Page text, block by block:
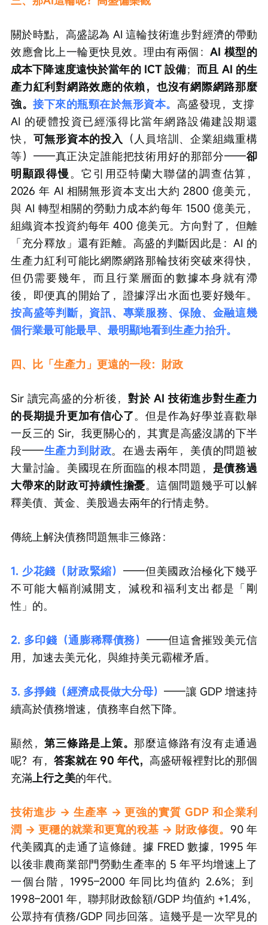
關於時點，高盛認為 AI 這輪技術進步對經濟的帶動
效應會比上一輪更快見效。理由有兩個：AI 模型的
成本下降速度遠快於當年的 ICT 設備；而且 AI 的生
產力紅利對網路效應的依賴，也沒有網際網路那麼
強。 接下來的瓶頸在於無形資本。 高盛發現，支撐
AI 的硬體投資已經漲得比當年網路設備建設期還
快， 可無形資本的投入 （人員培訓、企業組織重構
等）——真正決定誰能把技術用好的那部分——卻
明顯跟得慢。它引用亞特蘭大聯儲的調查估算，
2026 年 AI 相關無形資本支出大約 2800 億美元，
與 AI 轉型相關的勞動力成本約每年 1500 億美元，
組織資本投資約每年 400 億美元。方向對了，但離
「充分釋放」還有距離。高盛的判斷因此是：AI 的
生產力紅利可能比網際網路那輪技術突破來得快，
但仍需要幾年，而且行業層面的數據本身就有滯
後，即便真的開始了，證據浮出水面也要好幾年。
按高盛等判斷，資訊、專業服務、保險、金融這幾
個行業最可能最早、最明顯地看到生產力抬升。
四、比「生產力」更遠的一段：財政
Sir 讀完高盛的分析後，對於 AI 技術進步對生產力
的長期提升更加有信心了。但是作為好學並喜歡舉
一反三的 Sir，我更關心的，其實是高盛沒講的下半
段——生產力到財政。在過去兩年，美債的問題被
大量討論。美國現在所面臨的根本問題， 是債務過
大帶來的財政可持續性擔憂。這個問題幾乎可以解
釋美債、黃金、美股過去兩年的行情走勢。
傳統上解決債務問題無非三條路：
1. 少花錢（財政緊縮） ——但美國政治極化下幾乎
不可能大幅削減開支，減稅和福利支出都是「剛
性」的。
2. 多印錢（通膨稀釋債務） ——但這會摧毀美元信
用，加速去美元化，與維持美元霸權矛盾。
3. 多掙錢（經濟成長做大分母）——讓 GDP 增速持
續高於債務增速，債務率自然下降。
顯然，第三條路是上策。那麼這條路有沒有走通過
呢？有， 答案就在 90 年代， 高盛研報裡對比的那個
充滿上行之美的年代。
技術進步 → 生產率 → 更強的實質 GDP 和企業利
潤 → 更穩的就業和更寬的稅基 → 財政修復。 90 年
代美國真的走通了這條鏈。據 FRED 數據，1995 年
以後非農商業部門勞動生產率的 5 年平均增速上了
一個台階，1995–2000 年同比均值約 2.6%；到
1998–2001 年，聯邦財政餘額/GDP 均值約 +1.4%，
公眾持有債務/GDP 同步回落。這幾乎是一次罕見的